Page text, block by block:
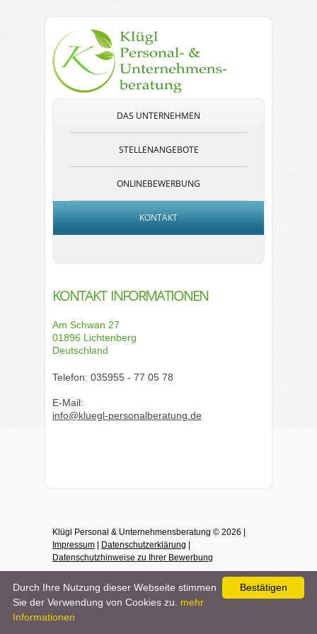
DAS UNTERNEHMEN
STELLENANGEBOTE
ONLINEBEWERBUNG
KONTAKT
KONTAKT INFORMATIONEN
Am Schwan 27
01896 Lichtenberg
Deutschland
Telefon: 035955 - 77 05 78
E-Mail:
info@kluegl-personalberatung.de
Klügl Personal & Unternehmensberatung © 2026 |
Impressum
Datenschutzerklärung
Datenschutzhinweise zu Ihrer Bewerbung
Bestätigen
Durch Ihre Nutzung dieser Webseite stimmen
Sie der Verwendung von Cookies zu. mehr
Informationen